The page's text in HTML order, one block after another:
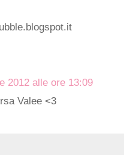
2012 alle ore 13:09
Valee <3